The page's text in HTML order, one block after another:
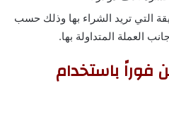
التي تريد الشراء بها وذلك حسب
العملة المتداولة بها.
باستخدام